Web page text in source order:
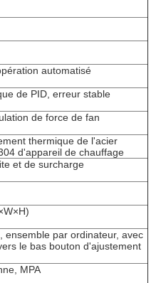
automatisé
de PID, erreur stable
de force de fan
thermique de l'acier
d'appareil de chauffage
et de surcharge
ensemble par ordinateur, avec
le bas bouton d'ajustement
MPA